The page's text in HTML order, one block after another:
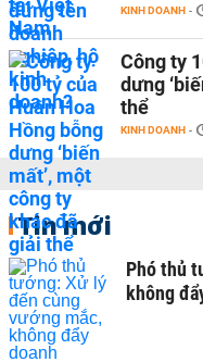
KINH DOANH -
Công ty
dưng
thể
KINH DOANH -
Tin mới
Phó thủ
không